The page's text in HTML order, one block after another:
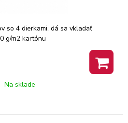
so 4 dierkami, dá sa vkladať
g/m2 kartónu
Na sklade